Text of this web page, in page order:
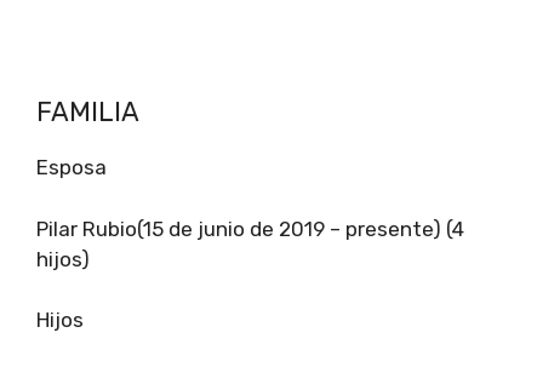
FAMILIA
Esposa
Pilar Rubio(15 de junio de 2019 – presente) (4
hijos)
Hijos